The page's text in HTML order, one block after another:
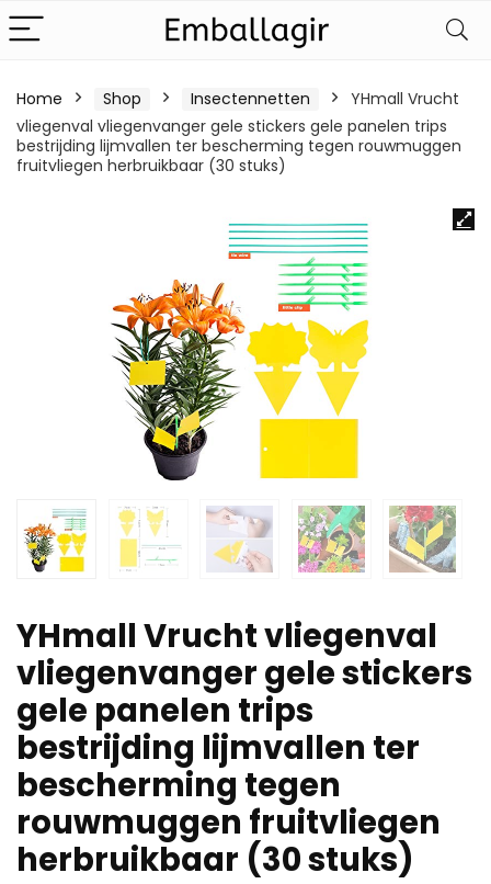
Home Shop Insectennetten
YHmall Vrucht
vliegenval vliegenvanger gele stickers gele panelen trips
bestrijding lijmvallen ter bescherming tegen rouwmuggen
fruitvliegen herbruikbaar (30 stuks)
YHmall Vrucht vliegenval
vliegenvanger gele stickers
gele panelen trips
bestrijding lijmvallen ter
bescherming tegen
rouwmuggen fruitvliegen
herbruikbaar (30 stuks)